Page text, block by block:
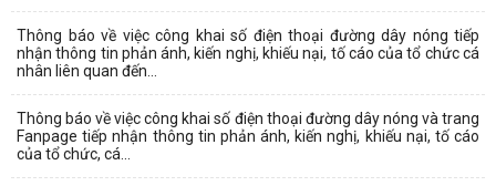
Thông báo về việc công khai số điện thoại đường dây nóng tiếp
nhận thông tin phản ánh, kiến nghị, khiếu nại, tố cáo của tổ chức cá
nhân liên quan đến...
Thông báo về việc công khai số điện thoại đường dây nóng và trang
Fanpage tiếp nhận thông tin phản ánh, kiến nghị, khiếu nại, tố cáo
của tổ chức, cá...